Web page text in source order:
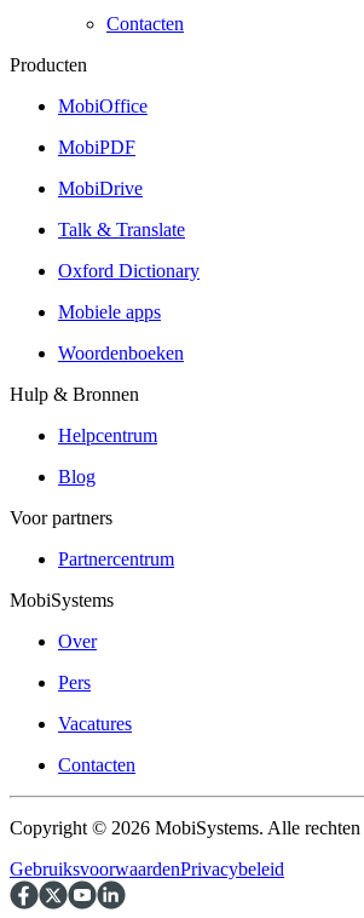
Contacten
Producten
MobiOffice
MobiPDF
MobiDrive
Talk & Translate
Oxford Dictionary
Mobiele apps
Woordenboeken
Hulp & Bronnen
Helpcentrum
Blog
Voor partners
Partnercentrum
MobiSystems
Over
Pers
Vacatures
Contacten
Copyright © 2026 MobiSystems. Alle rechten
GebruiksvoorwaardenPrivacybeleid